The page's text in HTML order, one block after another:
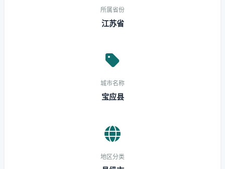
所属省份
江苏省
城市名称
宝应县
地区分类